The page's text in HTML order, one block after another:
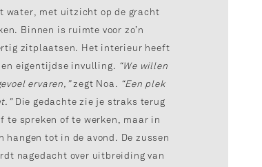
water, met uitzicht op de gracht
Binnen is ruimte voor zo’n
zitplaatsen. Het interieur heeft
eigentijdse invulling. “We willen
ervaren,”zegt Noa. “Een plek
Die gedachte zie je straks terug
te spreken of te werken, maar in
tot in de avond. De zussen
nagedacht over uitbreiding van